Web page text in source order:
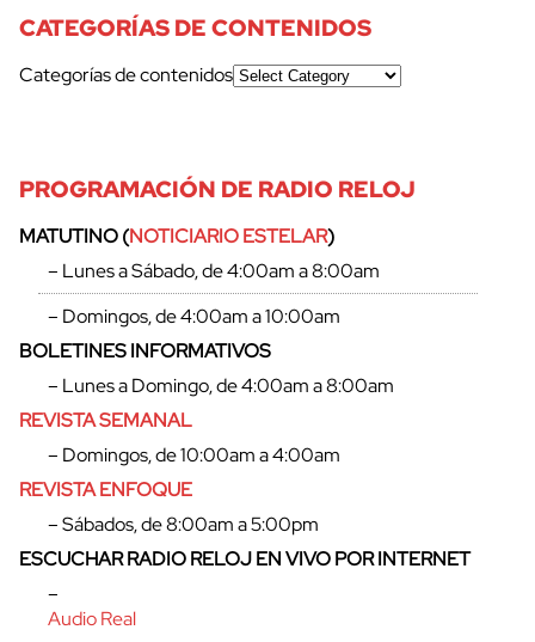
CATEGORÍAS DE CONTENIDOS
Categorías de contenidos
PROGRAMACIÓN DE RADIO RELOJ
MATUTINO (NOTICIARIO ESTELAR)
– Lunes a Sábado, de 4:00am a 8:00am
– Domingos, de 4:00am a 10:00am
BOLETINES INFORMATIVOS
– Lunes a Domingo, de 4:00am a 8:00am
REVISTA SEMANAL
– Domingos, de 10:00am a 4:00am
REVISTA ENFOQUE
– Sábados, de 8:00am a 5:00pm
ESCUCHAR RADIO RELOJ EN VIVO POR INTERNET
–
Audio Real